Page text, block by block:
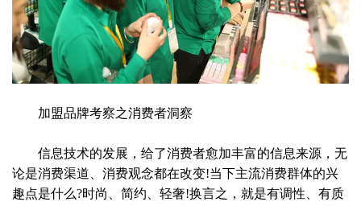
加盟品牌考察之消费者洞察
信息技术的发展，给了消费者愈加丰富的信息来源，无
论是消费渠道、消费观念都在改变!当下主流消费群体的兴
趣点是什么?时尚、简约、轻奢!换言之，就是有调性、有质